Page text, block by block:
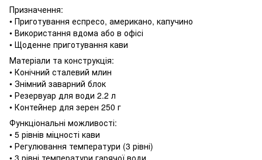
Призначення:
• Приготування еспресо, американо, капучино
• Використання вдома або в офісі
• Щоденне приготування кави
Матеріали та конструкція:
• Конічний сталевий млин
• Знімний заварний блок
• Резервуар для води 2.2 л
• Контейнер для зерен 250 г
Функціональні можливості:
• 5 рівнів міцності кави
• Регулювання температури (3 рівні)
• 3 рівні температури гарячої води